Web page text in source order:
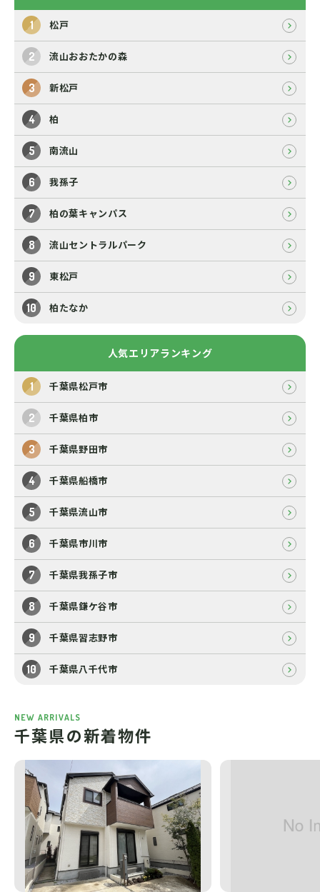
松戸
流山おおたかの森
新松戸
柏
南流山
我孫子
柏の葉キャンパス
流山セントラルパーク
東松戸
柏たなか
人気エリアランキング
千葉県松戸市
千葉県柏市
千葉県野田市
千葉県船橋市
千葉県流山市
千葉県市川市
千葉県我孫子市
千葉県鎌ケ谷市
千葉県習志野市
千葉県八千代市
NEW ARRIVALS
千葉県の新着物件